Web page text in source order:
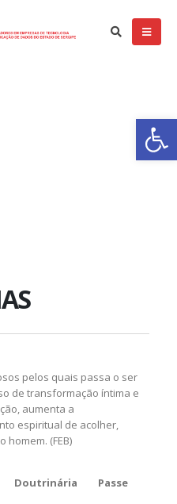
pelos quais passa o ser
de transformação íntima e
aumenta a
espiritual de acolher,
homem. (FEB)
Doutrinária Passe